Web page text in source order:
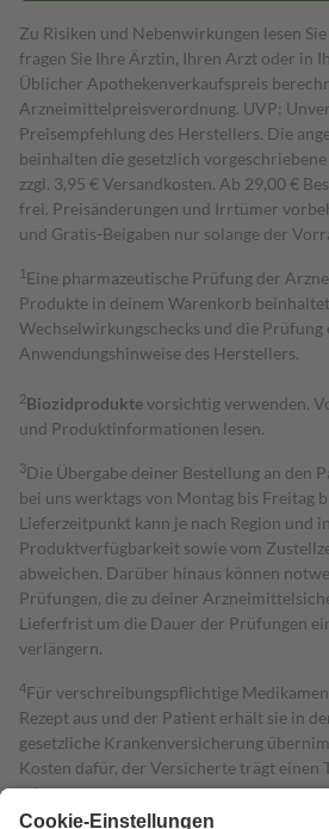
Zu Risiken und Nebenwirkungen lesen
fragen Sie Ihre Ärztin, Ihren Arzt oder in
Üblicher Apothekenverkaufspreis
Arzneimittelpreisverordnung. UVP:
Preisempfehlung des Herstellers. Die
beinhalten die gesetzlich
zzgl. 3,95 € Versandkosten. Ab 29,00 €
frei. Preisänderungen und Irrtümer
und Gratis-Beigaben nur solange der
1 Eine pharmazeutische Prüfung der
Produkte in deinem Warenkorb
Wechselwirkungschecks und die Prüfung
Anwendungshinweise des Herstellers.
2Biozidproduktevorsichtig verwenden.
und Produktinformationen lesen.
3Die Übergabe deiner Bestellung an den
bei uns werktags von Montag bis Freitag
Lieferzeitpunkt kann je nach Region und
Produktverfügbarkeit sowie vom
abweichen. Darüber hinaus können
Prüfungen, die zu deiner
Lieferfrist um die Dauer der Prüfungen
verlängern.
4Für verschreibungspflichtige
Rezept aus und der Patient erhält sie in
gesetzliche Krankenversicherung
Kosten dafür, der Versicherte trägt einen
mit.
Grundsätzlich leisten Mitglieder